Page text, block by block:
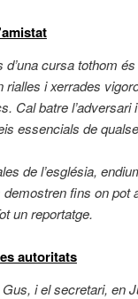
d’una cursa tothom
rialles i xerrades
Cal batre
essencials de
de l’església,
fins on pot
un reportatge.
autoritats
i el secretari, en